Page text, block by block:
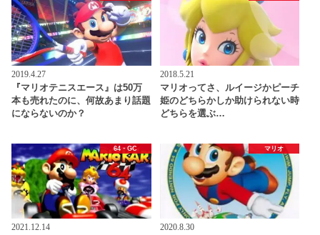
2019.4.27
『マリオテニスエース』は50万
本も売れたのに、何故あまり話題
にならないのか？
2018.5.21
マリオってさ、ルイージかピーチ
姫のどちらかしか助けられない時
どちらを選ぶ…
64・GC
2021.12.14
マリオ
2020.8.30